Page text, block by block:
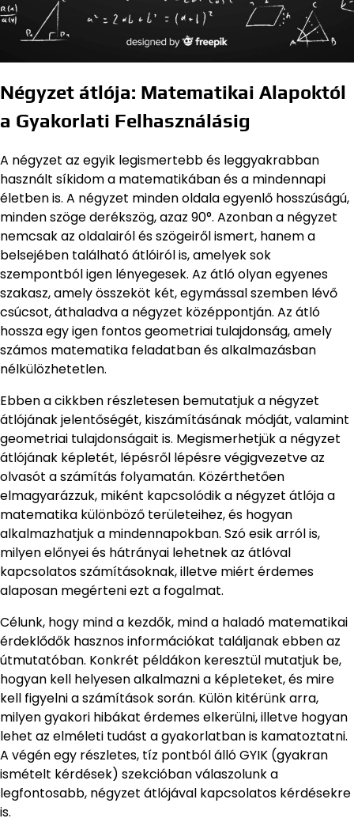
Négyzet átlója: Matematikai Alapoktól
a Gyakorlati Felhasználásig
A négyzet az egyik legismertebb és leggyakrabban
használt síkidom a matematikában és a mindennapi
életben is. A négyzet minden oldala egyenlő hosszúságú,
minden szöge derékszög, azaz 90°. Azonban a négyzet
nemcsak az oldalairól és szögeiről ismert, hanem a
belsejében található átlóiról is, amelyek sok
szempontból igen lényegesek. Az átló olyan egyenes
szakasz, amely összeköt két, egymással szemben lévő
csúcsot, áthaladva a négyzet középpontján. Az átló
hossza egy igen fontos geometriai tulajdonság, amely
számos matematika feladatban és alkalmazásban
nélkülözhetetlen.
Ebben a cikkben részletesen bemutatjuk a négyzet
átlójának jelentőségét, kiszámításának módját, valamint
geometriai tulajdonságait is. Megismerhetjük a négyzet
átlójának képletét, lépésről lépésre végigvezetve az
olvasót a számítás folyamatán. Közérthetően
elmagyarázzuk, miként kapcsolódik a négyzet átlója a
matematika különböző területeihez, és hogyan
alkalmazhatjuk a mindennapokban. Szó esik arról is,
milyen előnyei és hátrányai lehetnek az átlóval
kapcsolatos számításoknak, illetve miért érdemes
alaposan megérteni ezt a fogalmat.
Célunk, hogy mind a kezdők, mind a haladó matematikai
érdeklődők hasznos információkat találjanak ebben az
útmutatóban. Konkrét példákon keresztül mutatjuk be,
hogyan kell helyesen alkalmazni a képleteket, és mire
kell figyelni a számítások során. Külön kitérünk arra,
milyen gyakori hibákat érdemes elkerülni, illetve hogyan
lehet az elméleti tudást a gyakorlatban is kamatoztatni.
A végén egy részletes, tíz pontból álló GYIK (gyakran
ismételt kérdések) szekcióban válaszolunk a
legfontosabb, négyzet átlójával kapcsolatos kérdésekre
is.